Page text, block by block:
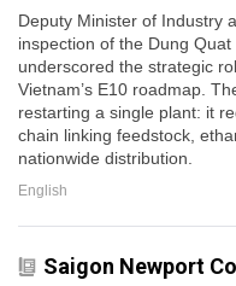
Deputy Minister of Industry
inspection of the Dung
underscored the strategic
Vietnam’s E10 roadmap.
restarting a single plant: it
chain linking feedstock,
nationwide distribution.
English
Saigon Newport